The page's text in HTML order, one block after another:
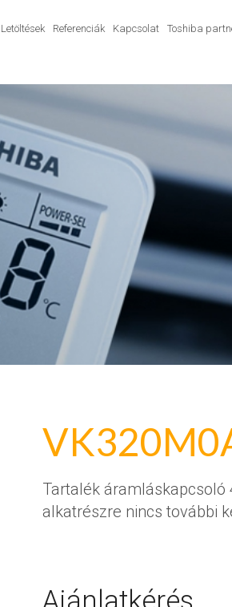
Letöltések Referenciák Kapcsolat Toshiba
Tartalék
alkatrészre nincs további